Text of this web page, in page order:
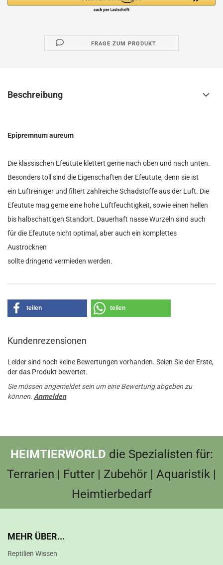
FRAGE ZUM PRODUKT
Beschreibung
Epipremnum aureum
Die klassischen Efeutute klettert gerne nach oben und nach unten.
Besonders toll sind die Eigenschaften der Efeutute, denn sie ist
ein Luftreiniger und filtert zahlreiche Schadstoffe aus der Luft. Die
Efeutute mag gerne eine hohe Luftfeuchtigkeit, sowie einen hellen
bis halbschattigen Standort. Dauerhaft nasse Wurzeln sind auch
für die Efeutute nicht optimal, aber auch ein komplettes
Austrocknen
sollte dringend vermieden werden.
teilen teilen
Kundenrezensionen
Leider sind noch keine Bewertungen vorhanden. Seien Sie der Erste,
der das Produkt bewertet.
Sie müssen angemeldet sein um eine Bewertung abgeben zu
können. Anmelden
HEIMTIERWORLD die Spezialisten für:
Terrarien | Futter | Zubehör | Aquaristik |
Heimtierbedarf
MEHR ÜBER...
Reptilien Wissen